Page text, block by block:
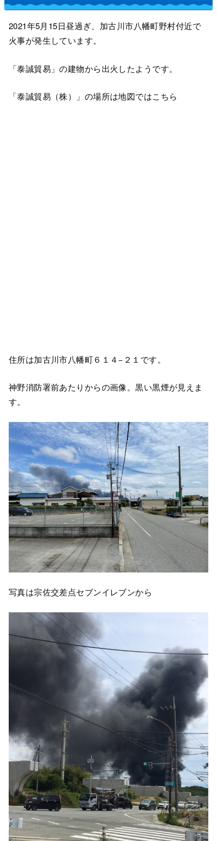
2021年5月15日昼過ぎ、加古川市八幡町野村付近で
火事が発生しています。
「泰誠貿易」の建物から出火したようです。
「泰誠貿易（株）」の場所は地図ではこちら
住所は加古川市八幡町６１４−２１です。
神野消防署前あたりからの画像。黒い黒煙が見えま
す。
写真は宗佐交差点セブンイレブンから